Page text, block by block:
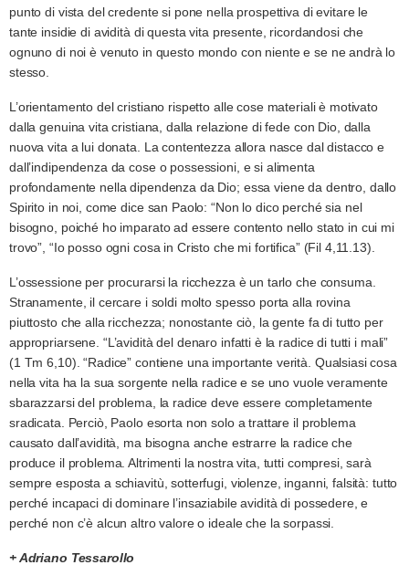
punto di vista del credente si pone nella prospettiva di evitare le
tante insidie di avidità di questa vita presente, ricordandosi che
ognuno di noi è venuto in questo mondo con niente e se ne andrà lo
stesso.
L’orientamento del cristiano rispetto alle cose materiali è motivato
dalla genuina vita cristiana, dalla relazione di fede con Dio, dalla
nuova vita a lui donata. La contentezza allora nasce dal distacco e
dall’indipendenza da cose o possessioni, e si alimenta
profondamente nella dipendenza da Dio; essa viene da dentro, dallo
Spirito in noi, come dice san Paolo: “Non lo dico perché sia nel
bisogno, poiché ho imparato ad essere contento nello stato in cui mi
trovo”, “Io posso ogni cosa in Cristo che mi fortifica” (Fil 4,11.13).
L’ossessione per procurarsi la ricchezza è un tarlo che consuma.
Stranamente, il cercare i soldi molto spesso porta alla rovina
piuttosto che alla ricchezza; nonostante ciò, la gente fa di tutto per
appropriarsene. “L’avidità del denaro infatti è la radice di tutti i mali”
(1 Tm 6,10). “Radice” contiene una importante verità. Qualsiasi cosa
nella vita ha la sua sorgente nella radice e se uno vuole veramente
sbarazzarsi del problema, la radice deve essere completamente
sradicata. Perciò, Paolo esorta non solo a trattare il problema
causato dall’avidità, ma bisogna anche estrarre la radice che
produce il problema. Altrimenti la nostra vita, tutti compresi, sarà
sempre esposta a schiavitù, sotterfugi, violenze, inganni, falsità: tutto
perché incapaci di dominare l’insaziabile avidità di possedere, e
perché non c’è alcun altro valore o ideale che la sorpassi.
+ Adriano Tessarollo